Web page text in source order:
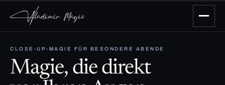
CLOSE-UP-MAGIE FÜR BESONDERE ABENDE
Magie, die direkt